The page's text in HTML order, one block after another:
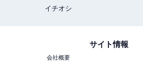
イチオシ
サイト情報
会社概要